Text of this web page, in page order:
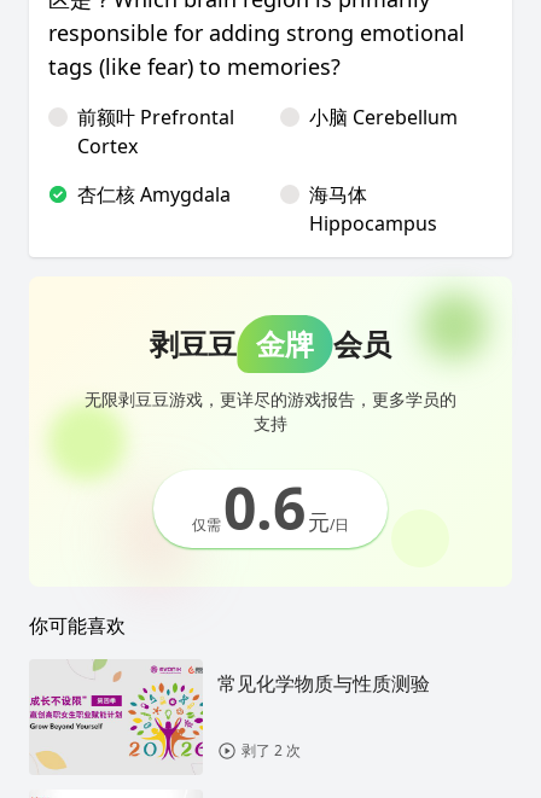
responsible for adding strong emotional
tags (like fear) to memories?
前额叶 Prefrontal
Cortex
小脑 Cerebellum
杏仁核 Amygdala
海马体
Hippocampus
剥豆豆 金牌 会员
无限剥豆豆游戏，更详尽的游戏报告，更多学员的
支持
仅需0.6元/日
你可能喜欢
常见化学物质与性质测验
剥了 2 次